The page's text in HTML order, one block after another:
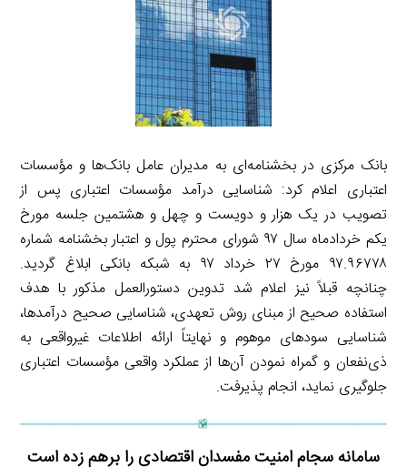
بانک مرکزی در بخشنامه‌ای به مدیران عامل بانک‌ها و مؤسسات
اعتباری اعلام کرد: شناسایی درآمد مؤسسات اعتباری پس از
تصویب در یک هزار و دویست و چهل و هشتمین جلسه مورخ
یکم خردادماه سال ۹۷ شورای محترم پول و اعتبار بخشنامه شماره
۹۷.۹۶۷۷۸ مورخ ۲۷ خرداد ۹۷ به شبکه بانکی ابلاغ گردید.
چنانچه قبلاً نیز اعلام شد تدوین دستورالعمل مذکور با هدف
استفاده صحیح از مبنای روش تعهدی، شناسایی صحیح درآمدها،
شناسایی سودهای موهوم و نهایتاً ارائه اطلاعات غیرواقعی به
ذی‌نفعان و گمراه نمودن آن‌ها از عملکرد واقعی مؤسسات اعتباری
جلوگیری نماید، انجام پذیرفت.
سامانه سجام امنیت مفسدان اقتصادی را برهم زده است